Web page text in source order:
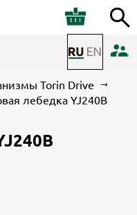
Torin Drive
лебедка YJ240B